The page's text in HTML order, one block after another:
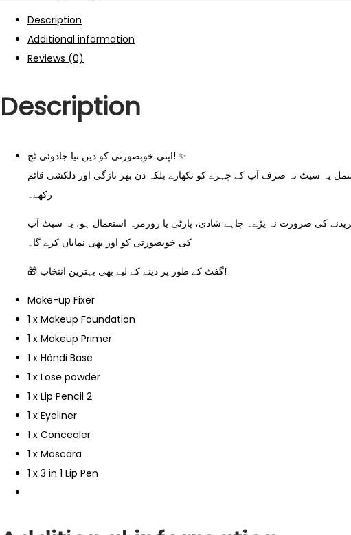
Description
Additional information
Reviews (0)
Description
اپنی خوبصورتی کو دیں نیا جادوئی ٹچ! ✨
یہ سیٹ نہ صرف آپ کے چہرے کو نکھارے بلکہ دن بھر تازگی اور دلکشی قائم
رکھے۔
کی ضرورت نہ پڑے۔ چاہے شادی، پارٹی یا روزمرہ استعمال ہو، یہ سیٹ آپ
کی خوبصورتی کو اور بھی نمایاں کرے گا۔
🎁 گفٹ کے طور پر دینے کے لیے بھی بہترین انتخاب!
Make-up Fixer
1 x Makeup Foundation
1 x Makeup Primer
1 x Hàndi Base
1 x Lose powder
1 x Lip Pencil 2
1 x Eyeliner
1 x Concealer
1 x Mascara
1 x 3 in 1 Lip Pen